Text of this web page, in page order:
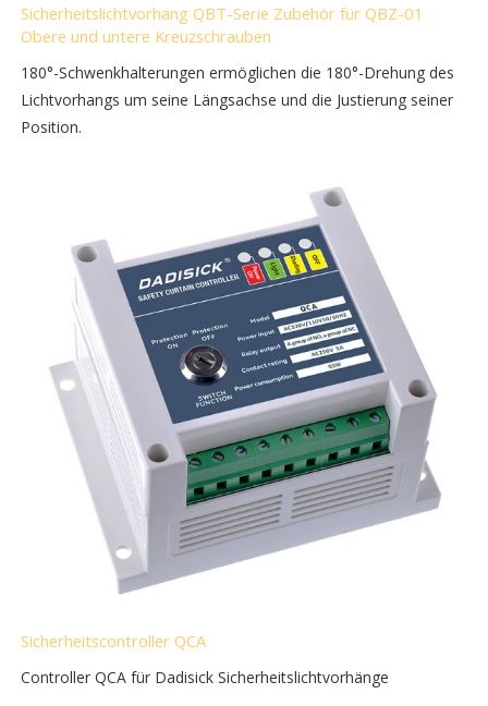
Sicherheitslichtvorhang QBT-Serie Zubehör für QBZ-01
Obere und untere Kreuzschrauben
180°-Schwenkhalterungen ermöglichen die 180°-Drehung des
Lichtvorhangs um seine Längsachse und die Justierung seiner
Position.
Sicherheitscontroller QCA
Controller QCA für Dadisick Sicherheitslichtvorhänge